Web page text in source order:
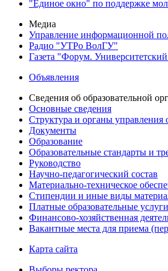
"Единое окно" по поддержке
Медиа
Управление информационной
Радио "УТРо ВолГУ"
Газета "Форум.
Объявления
Сведения об образовательной
Основные сведения
Структура и органы управления
Документы
Образование
Образовательные стандарты и
Руководство
Научно-педагогический состав
Материально-техническое
Стипендии и иные виды
Платные образовательные услуги
Финансово-хозяйственная
Вакантные места для приема
Карта сайта